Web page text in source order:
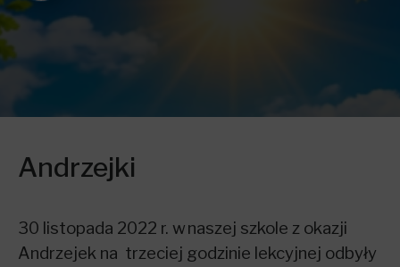
Andrzejki
30 listopada 2022 r. w naszej szkole z okazji
Andrzejek na trzeciej godzinie lekcyjnej odbyły